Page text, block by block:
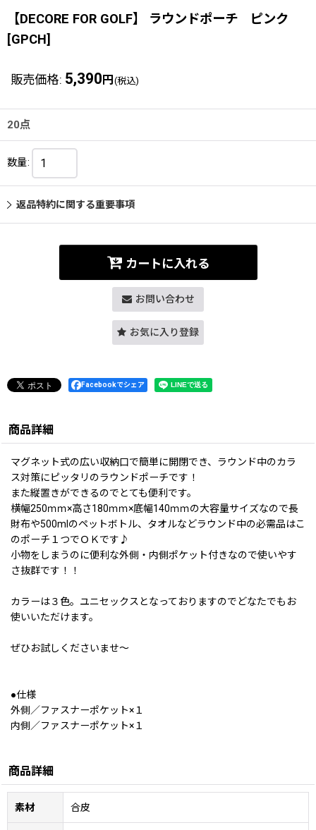
【DECORE FOR GOLF】 ラウンドポーチ ピンク
[GPCH]
販売価格: 5,390 円 (税込)
20点
数量:
返品特約に関する重要事項
カートに入れる
お問い合わせ
お気に入り登録
Facebookでシェア
商品詳細
マグネット式の広い収納口で簡単に開閉でき、ラウンド中のカラ
ス対策にピッタリのラウンドポーチです！
また縦置きができるのでとても便利です。
横幅250ｍｍ×高さ180ｍｍ×底幅140ｍｍの大容量サイズなので長
財布や500mlのペットボトル、タオルなどラウンド中の必需品はこ
のポーチ１つでＯＫです♪
小物をしまうのに便利な外側・内側ポケット付きなので使いやす
さ抜群です！！
カラーは３色。ユニセックスとなっておりますのでどなたでもお
使いいただけます。
ぜひお試しくださいませ〜
●仕様
外側／ファスナーポケット×１
内側／ファスナーポケット×１
商品詳細
素材 合皮